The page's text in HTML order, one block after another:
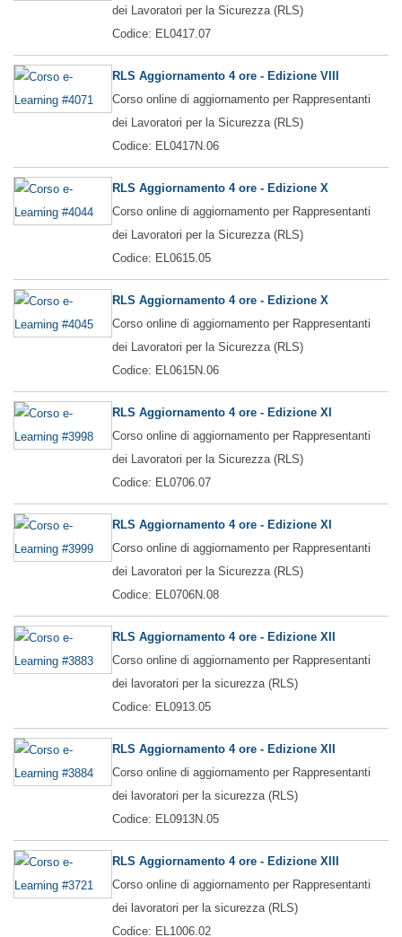
dei Lavoratori per la Sicurezza (RLS)
Codice: EL0417.07
RLS Aggiornamento 4 ore - Edizione VIII
Corso online di aggiornamento per Rappresentanti
dei Lavoratori per la Sicurezza (RLS)
Codice: EL0417N.06
RLS Aggiornamento 4 ore - Edizione X
Corso online di aggiornamento per Rappresentanti
dei Lavoratori per la Sicurezza (RLS)
Codice: EL0615.05
RLS Aggiornamento 4 ore - Edizione X
Corso online di aggiornamento per Rappresentanti
dei Lavoratori per la Sicurezza (RLS)
Codice: EL0615N.06
RLS Aggiornamento 4 ore - Edizione XI
Corso online di aggiornamento per Rappresentanti
dei Lavoratori per la Sicurezza (RLS)
Codice: EL0706.07
RLS Aggiornamento 4 ore - Edizione XI
Corso online di aggiornamento per Rappresentanti
dei Lavoratori per la Sicurezza (RLS)
Codice: EL0706N.08
RLS Aggiornamento 4 ore - Edizione XII
Corso online di aggiornamento per Rappresentanti
dei lavoratori per la sicurezza (RLS)
Codice: EL0913.05
RLS Aggiornamento 4 ore - Edizione XII
Corso online di aggiornamento per Rappresentanti
dei lavoratori per la sicurezza (RLS)
Codice: EL0913N.05
RLS Aggiornamento 4 ore - Edizione XIII
Corso online di aggiornamento per Rappresentanti
dei lavoratori per la sicurezza (RLS)
Codice: EL1006.02